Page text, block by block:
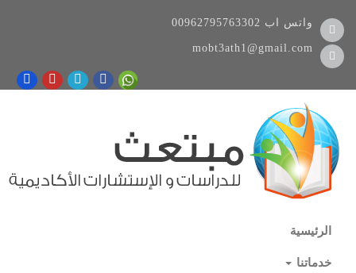
00962795763302 واتس اب
mobt3ath1@gmail.com
الرئيسية
خدماتنا